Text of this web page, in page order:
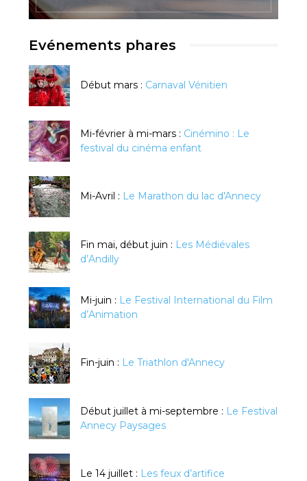
Evénements phares
Début mars : Carnaval Vénitien
Mi-février à mi-mars : Cinémino : Le
festival du cinéma enfant
Mi-Avril : Le Marathon du lac d'Annecy
Fin mai, début juin : Les Médiévales
d’Andilly
Mi-juin : Le Festival International du Film
d’Animation
Fin-juin : Le Triathlon d'Annecy
Début juillet à mi-septembre : Le Festival
Annecy Paysages
Le 14 juillet : Les feux d’artifice